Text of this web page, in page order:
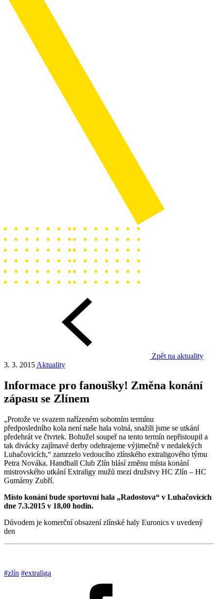
Zpět na aktuality
3. 3. 2015 Aktuality
Informace pro fanoušky! Změna konání
zápasu se Zlínem
„Protože ve svazem nařízeném sobotním termínu
předposledního kola není naše hala volná, snažili jsme se utkání
předehrát ve čtvrtek. Bohužel soupeř na tento termín nepřistoupil a
tak divácky zajímavé derby odehrajeme výjimečně v nedalekých
Luhačovicích,“ zamrzelo vedoucího zlínského extraligového týmu
Petra Nováka. Handball Club Zlín hlásí změnu místa konání
mistrovského utkání Extraligy mužů mezi družstvy HC Zlín – HC
Gumárny Zubří.
Místo konání bude sportovní hala „Radostova“ v Luhačovicích
dne 7.3.2015 v 18,00 hodin.
Důvodem je komerční obsazení zlínské haly Euronics v uvedený
den
#zlín #extraliga